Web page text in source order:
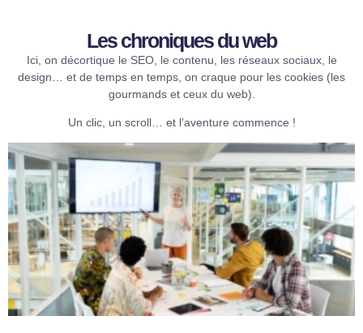
Les chroniques du web​
Ici, on décortique le SEO, le contenu, les réseaux sociaux, le
design… et de temps en temps, on craque pour les cookies (les
gourmands et ceux du web).
Un clic, un scroll… et l’aventure commence !